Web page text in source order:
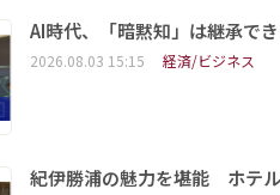
AI時代、「暗黙知」は継承で
2026.08.03 15:15 経済/ビジネス
紀伊勝浦の魅力を堪能 ホテ